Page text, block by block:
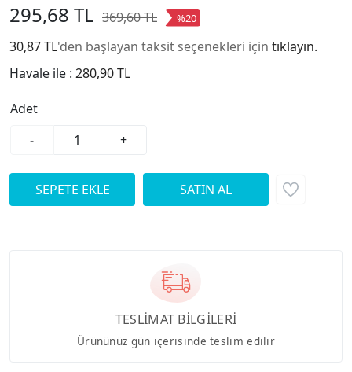
295,68 TL 369,60 TL %20
30,87 TL'den başlayan taksit seçenekleri için tıklayın.
Havale ile : 280,90 TL
Adet
-
+
TESLİMAT BİLGİLERİ
Ürününüz gün içerisinde teslim edilir